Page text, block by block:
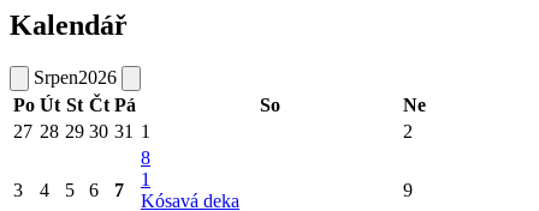
Kalendář
Srpen2026
Po Út St Čt Pá So
Ne
27 28 29 30 31 1 2
3 4 5 6 7
8
1
Kósavá deka
9